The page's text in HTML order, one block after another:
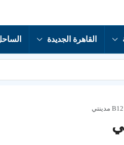
القاهرة الجديدة